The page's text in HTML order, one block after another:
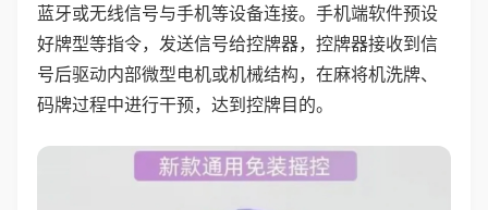
蓝牙或无线信号与手机等设备连接。手机端软件预设
好牌型等指令，发送信号给控牌器，控牌器接收到信
号后驱动内部微型电机或机械结构，在麻将机洗牌、
码牌过程中进行干预，达到控牌目的。